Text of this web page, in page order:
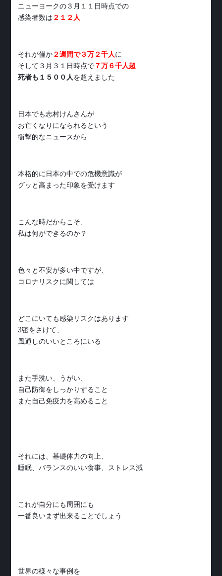
ニューヨークの３月１１日時点での
感染者数は ２１２人
それが僅か２週間で３万２千人に
そして３月３１日時点で７万６千人超
死者も１５００人を超えました
日本でも志村けんさんが
お亡くなりになられるという
衝撃的なニュースから
本格的に日本の中での危機意識が
グッと高まった印象を受けます
こんな時だからこそ、
私は何ができるのか？
色々と不安が多い中ですが、
コロナリスクに関しては
どこにいても感染リスクはあります
3密をさけて、
風通しのいいところにいる
また手洗い、うがい、
自己防御をしっかりすること
また自己免疫力を高めること
それには、基礎体力の向上、
睡眠、バランスのいい食事、ストレス減
これが自分にも周囲にも
一番良いまず出来ることでしょう
世界の様々な事例を